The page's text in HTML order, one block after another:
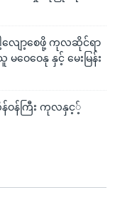
လျော့စေဖို့ ကုလဆိုင်ရာ
ဝေနု နှင့် မေးမြန်း
န်ဝန်ကြီး ကုလနှင့့်